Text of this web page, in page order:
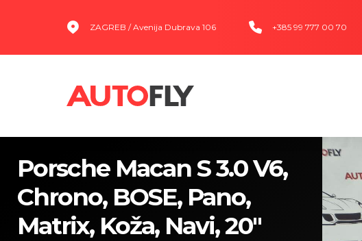
ZAGREB / Avenija Dubrava 106 +385 99 777 00 70
Porsche Macan S 3.0 V6,
Chrono, BOSE, Pano,
Matrix, Koža, Navi, 20"